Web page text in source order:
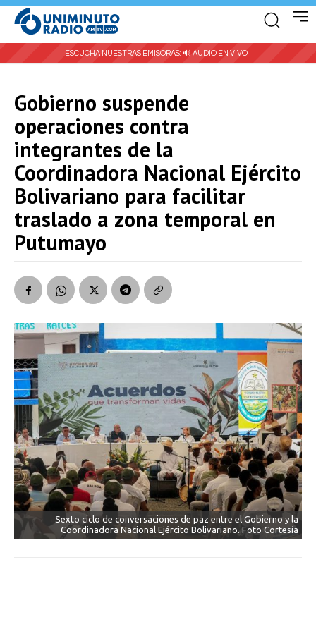
ESCUCHA NUESTRAS EMISORAS: 🔊 AUDIO EN VIVO |
Gobierno suspende
operaciones contra
integrantes de la
Coordinadora Nacional Ejército
Bolivariano para facilitar
traslado a zona temporal en
Putumayo
Sexto ciclo de conversaciones de paz entre el Gobierno y la
Coordinadora Nacional Ejército Bolivariano. Foto Cortesía